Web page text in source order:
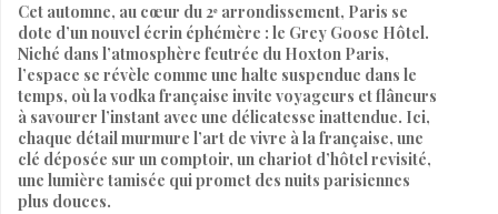
Cet automne, au cœur du 2ᵉ arrondissement, Paris se
dote d’un nouvel écrin éphémère : le Grey Goose Hôtel.
Niché dans l’atmosphère feutrée du Hoxton Paris,
l’espace se révèle comme une halte suspendue dans le
temps, où la vodka française invite voyageurs et flâneurs
à savourer l’instant avec une délicatesse inattendue. Ici,
chaque détail murmure l’art de vivre à la française, une
clé déposée sur un comptoir, un chariot d’hôtel revisité,
une lumière tamisée qui promet des nuits parisiennes
plus douces.